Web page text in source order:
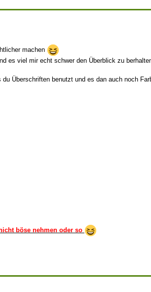
machen
es viel mir echt schwer den Überblick zu
Überschriften benutzt und es dan auch noch
böse nehmen oder so